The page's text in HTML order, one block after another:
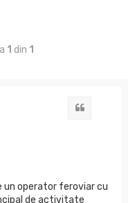
1 din 1
un operator feroviar cu
de activitate